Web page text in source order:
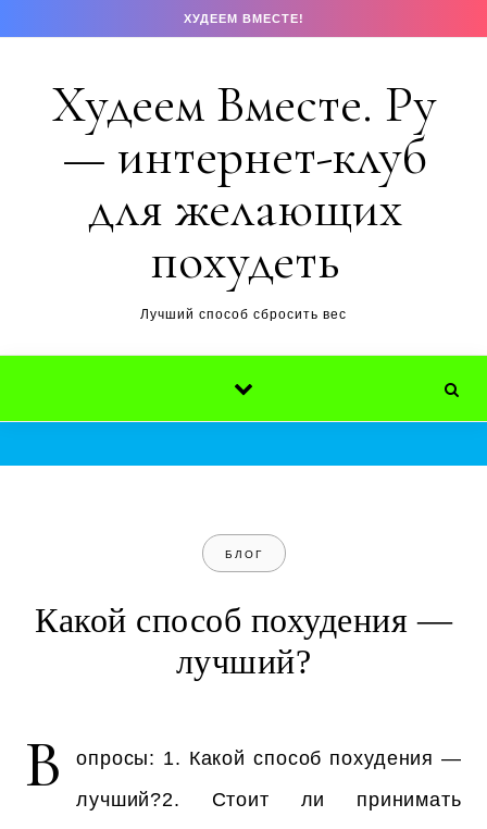
Перейти к содержимомуХУДЕЕМ ВМЕСТЕ!
Худеем Вместе. Ру
— интернет-клуб
для желающих
похудеть
Лучший способ сбросить вес
БЛОГ
Какой способ похудения —
лучший?
В
опросы: 1. Какой способ похудения —
лучший?2. Стоит ли принимать